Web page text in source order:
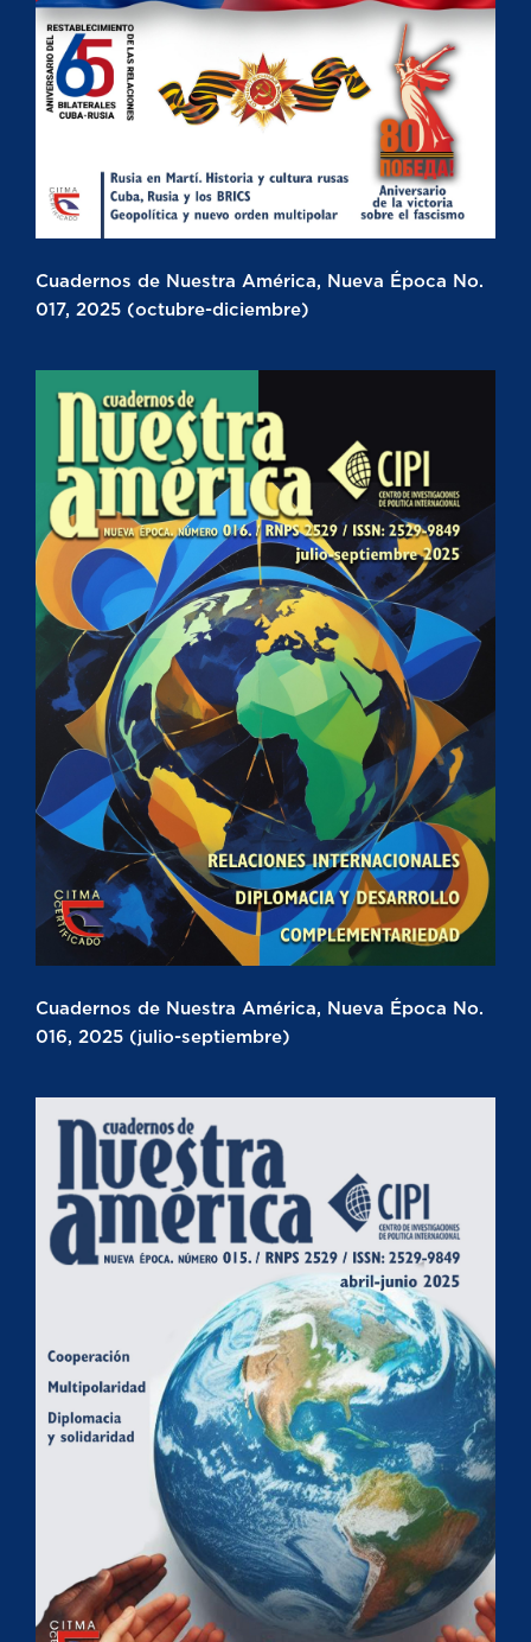
Cuadernos de Nuestra América, Nueva Época No.
017, 2025 (octubre-diciembre)
Cuadernos de Nuestra América, Nueva Época No.
016, 2025 (julio-septiembre)